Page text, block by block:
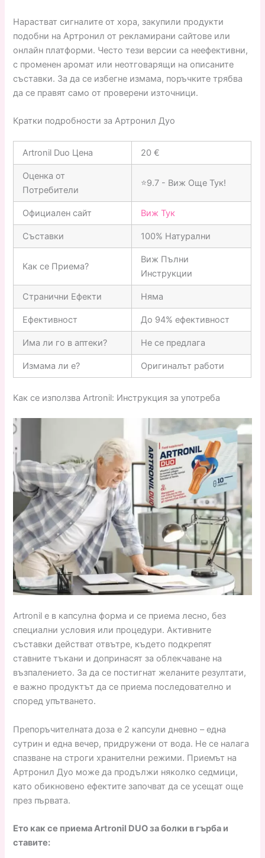
Нарастват сигналите от хора, закупили продукти
подобни на Артронил от рекламирани сайтове или
онлайн платформи. Често тези версии са неефективни,
с променен аромат или неотговарящи на описаните
съставки. За да се избегне измама, поръчките трябва
да се правят само от проверени източници.
Кратки подробности за Артронил Дуо
Artronil Duo Цена 20 €
Оценка от
Потребители
⭐9.7 - Виж Още Тук!
Официален сайт Виж Тук
Съставки 100% Натурални
Как се Приема?
Виж Пълни
Инструкции
Странични Ефекти Няма
Ефективност До 94% ефективност
Има ли го в аптеки? Не се предлага
Измама ли е? Оригиналът работи
Как се използва Artronil: Инструкция за употреба
Artronil е в капсулна форма и се приема лесно, без
специални условия или процедури. Активните
съставки действат отвътре, където подкрепят
ставните тъкани и допринасят за облекчаване на
възпалението. За да се постигнат желаните резултати,
е важно продуктът да се приема последователно и
според упътването.
Препоръчителната доза е 2 капсули дневно – една
сутрин и една вечер, придружени от вода. Не се налага
спазване на строги хранителни режими. Приемът на
Артронил Дуо може да продължи няколко седмици,
като обикновено ефектите започват да се усещат още
през първата.
Ето как се приема Artronil DUO за болки в гърба и
ставите: